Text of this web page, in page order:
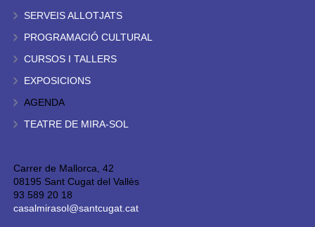
SERVEIS ALLOTJATS
PROGRAMACIÓ CULTURAL
CURSOS I TALLERS
EXPOSICIONS
AGENDA
TEATRE DE MIRA-SOL
Carrer de Mallorca, 42
08195 Sant Cugat del Vallès
93 589 20 18
casalmirasol@santcugat.cat